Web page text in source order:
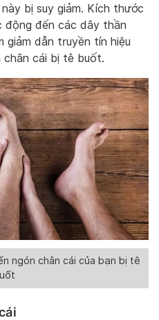
bị suy giảm. Kích thước
động đến các dây thần
giảm dẫn truyền tín hiệu
chân cái bị tê buốt.
ngón chân cái của bạn bị tê